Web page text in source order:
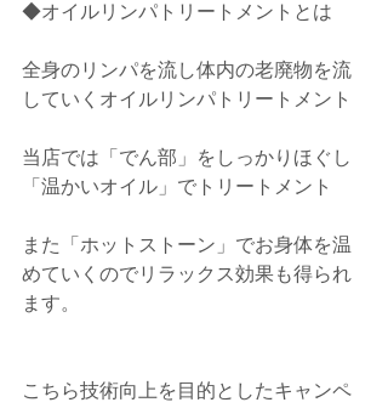
◆オイルリンパトリートメントとは
全身のリンパを流し体内の老廃物を流
していくオイルリンパトリートメント
当店では「でん部」をしっかりほぐし
「温かいオイル」でトリートメント
また「ホットストーン」でお身体を温
めていくのでリラックス効果も得られ
ます。
こちら技術向上を目的としたキャンペ